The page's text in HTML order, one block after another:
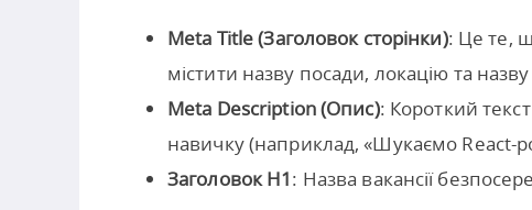
Meta Title (Заголовок сторінки): Це те,
містити назву посади, локацію та
Meta Description (Опис): Короткий
навичку (наприклад, «Шукаємо React-
Заголовок H1: Назва вакансії